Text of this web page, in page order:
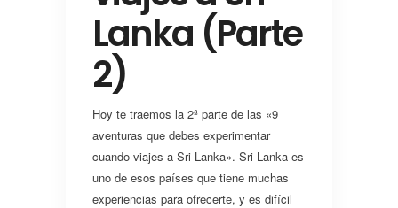
Lanka (Parte
2)
Hoy te traemos la 2ª parte de las «9
aventuras que debes experimentar
cuando viajes a Sri Lanka». Sri Lanka es
uno de esos países que tiene muchas
experiencias para ofrecerte, y es difícil